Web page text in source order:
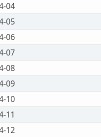
04
05
06
07
08
09
10
11
12